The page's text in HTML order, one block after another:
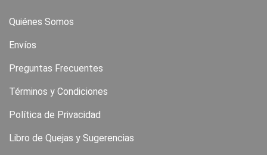
Quiénes Somos
Envíos
Preguntas Frecuentes
Términos y Condiciones
Política de Privacidad
Libro de Quejas y Sugerencias